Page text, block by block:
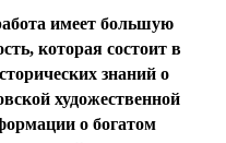
имеет большую
которая состоит в
знаний о
художественной
о богатом